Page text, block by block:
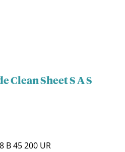
Clean Sheet S A S
B 45 200 UR